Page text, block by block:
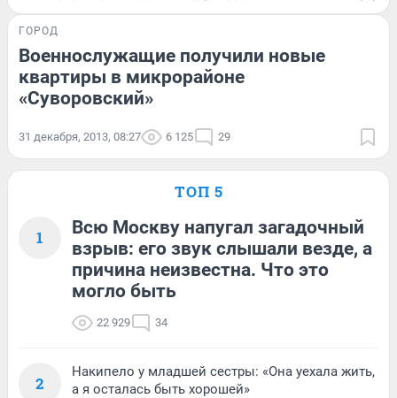
ГОРОД
Военнослужащие получили новые
квартиры в микрорайоне
«Суворовский»
31 декабря, 2013, 08:27 6 125 29
ТОП 5
1
Всю Москву напугал загадочный
взрыв: его звук слышали везде, а
причина неизвестна. Что это
могло быть
22 929 34
2
Накипело у младшей сестры: «Она уехала жить,
а я осталась быть хорошей»